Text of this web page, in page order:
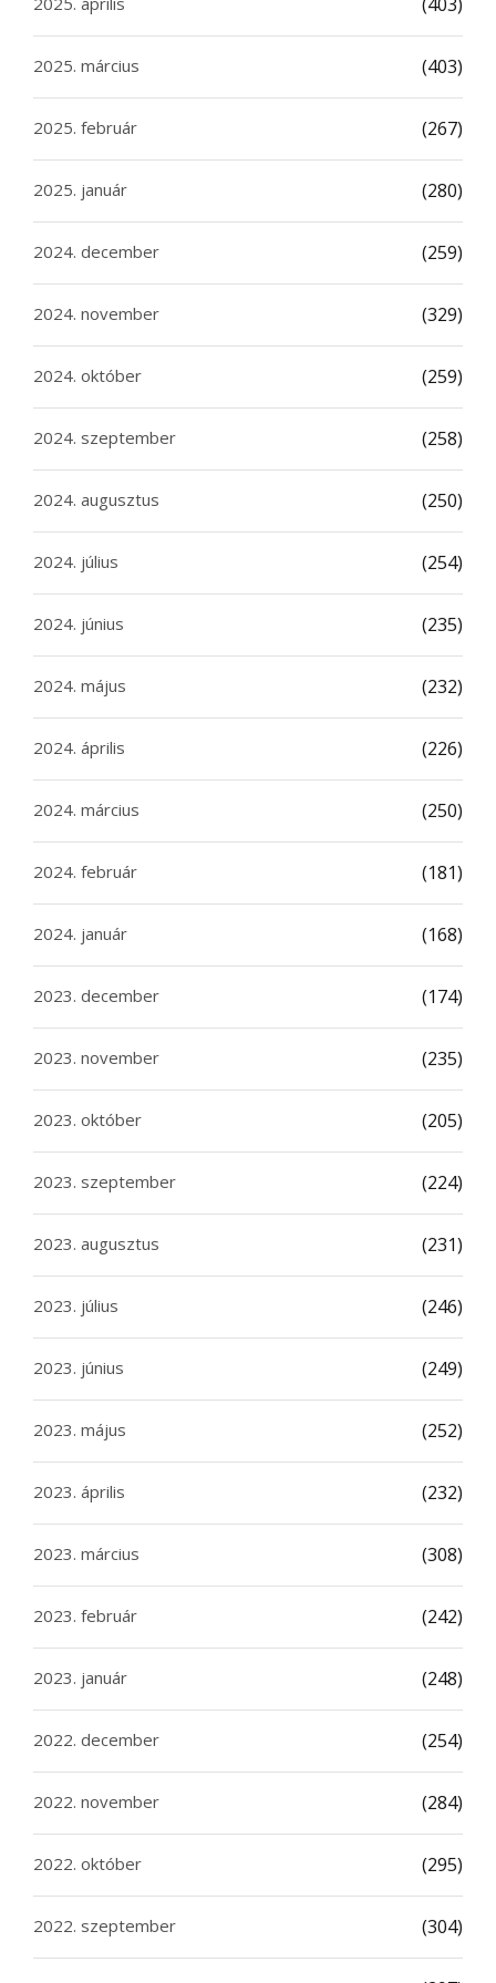
2025. március (403)
2025. február (267)
2025. január (280)
2024. december (259)
2024. november (329)
2024. október (259)
2024. szeptember (258)
2024. augusztus (250)
2024. július (254)
2024. június (235)
2024. május (232)
2024. április (226)
2024. március (250)
2024. február (181)
2024. január (168)
2023. december (174)
2023. november (235)
2023. október (205)
2023. szeptember (224)
2023. augusztus (231)
2023. július (246)
2023. június (249)
2023. május (252)
2023. április (232)
2023. március (308)
2023. február (242)
2023. január (248)
2022. december (254)
2022. november (284)
2022. október (295)
2022. szeptember (304)